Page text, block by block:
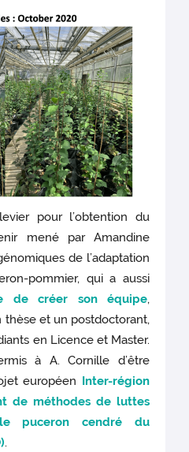
pour l’obtention du
mené par Amandine
de l’adaptation
pommier, qui a aussi
de créer son équipe,
thèse et un postdoctorant,
en Licence et Master.
à A. Cornille d’être
européen Inter-région
de méthodes de luttes
puceron cendré du
.